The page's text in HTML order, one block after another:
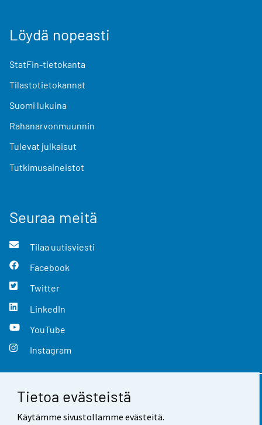
Tietoa evästeistä
Käytämme sivustollamme evästeitä.
Löydä nopeasti
StatFin-tietokanta
Tilastotietokannat
Suomi lukuina
Rahanarvonmuunnin
Tulevat julkaisut
Tutkimusaineistot
Seuraa meitä
Tilaa uutisviesti
Facebook
Twitter
LinkedIn
YouTube
Instagram
Yhteystiedot